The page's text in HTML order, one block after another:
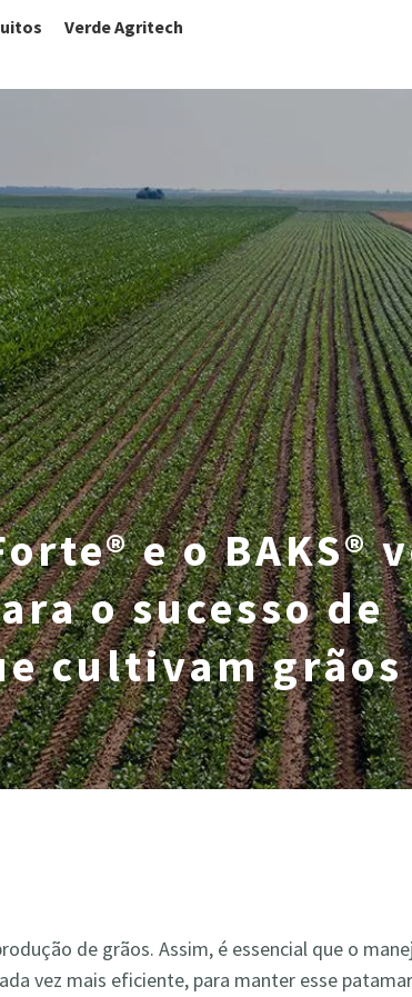
Verde Agritech
e o BAKS®
o sucesso de
cultivam
de grãos. Assim, é essencial que o
vez mais eficiente, para manter esse